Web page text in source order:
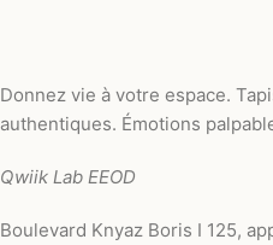
Donnez vie à votre espace.
authentiques. Émotions
Qwiik Lab EEOD
Boulevard Knyaz Boris I 125,